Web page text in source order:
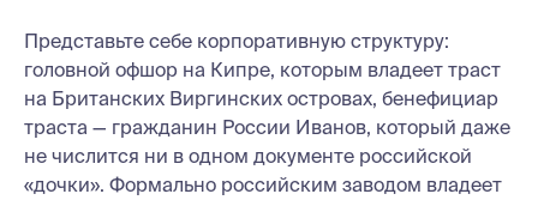
Представьте себе корпоративную структуру:
головной офшор на Кипре, которым владеет траст
на Британских Виргинских островах, бенефициар
траста — гражданин России Иванов, который даже
не числится ни в одном документе российской
«дочки». Формально российским заводом владеет